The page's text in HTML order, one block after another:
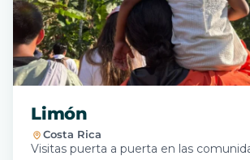
Limón
Costa Rica
Visitas puerta a puerta en las